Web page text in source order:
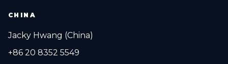
CHINA
Jacky Hwang (China)
+86 20 8352 5549